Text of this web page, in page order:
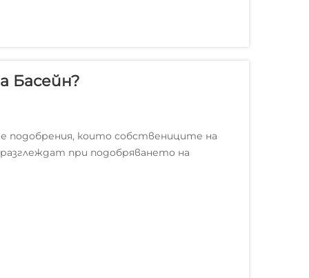
Басейн?
подобрения, които собствениците на
при подобряването на
му е лесна за разбиране — гледката и
басейн...